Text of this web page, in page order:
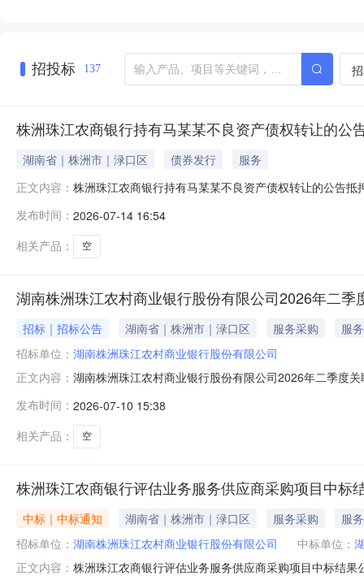
招投标 137
株洲珠江农商银行持有马某某不良资产债权转让的公
湖南省｜株洲市｜渌口区 债券发行
服务
正文内容： 株洲珠江农商银行持有马某某不良资产债权转让的公告
直达。周边有学校、超市、银行、医院等商业配套设施
发布时间： 2026-07-14 16:54
相关产品：
空
湖南株洲珠江农村商业银行股份有限公司2026年二季
招标｜招标公告 湖南省｜株洲市｜渌口区 服务采购
服务
招标单位： 湖南株洲珠江农村商业银行股份有限公司
正文内容： 湖南株洲珠江农村商业银行股份有限公司2026年二季度
规定，遵循诚实信用、公开公允、穿透识别、结构清晰
联交易情况2026年二季度，本
发布时间： 2026-07-10 15:38
相关产品：
空
株洲珠江农商银行评估业务服务供应商采购项目中标
中标｜中标通知 湖南省｜株洲市｜渌口区 服务采购
服务
招标单位： 湖南株洲珠江农村商业银行股份有限公司 中标单位：
正文内容： 株洲珠江农商银行评估业务服务供应商采购项目中标结